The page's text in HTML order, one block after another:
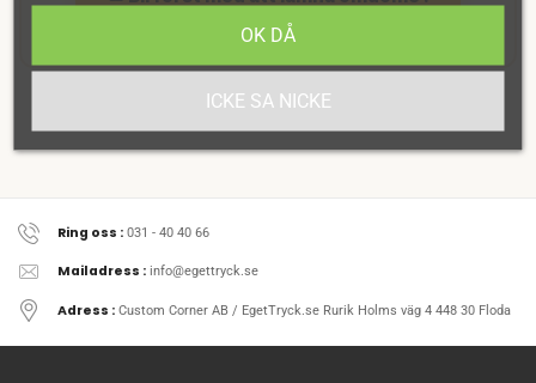
Ring oss : 031 - 40 40 66
Mailadress : info@egettryck.se
Adress : Custom Corner AB / EgetTryck.se Rurik Holms väg 4 448 30 Floda
ICKE SA NICKE
OK DÅ